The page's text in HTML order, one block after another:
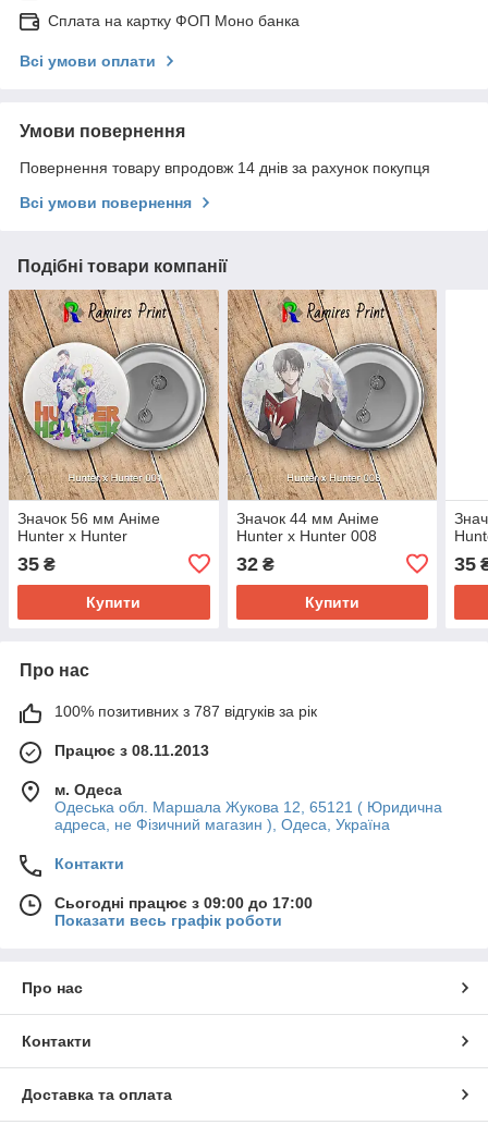
Сплата на картку ФОП Моно банка
Всі умови оплати
Умови повернення
Повернення товару впродовж 14 днів за рахунок покупця
Всі умови повернення
Подібні товари компанії
Значок 56 мм Аніме
Hunter x Hunter
35 ₴
Купити
Значок 44 мм Аніме
Hunter x Hunter 008
32₴
Купити
35
Про нас
100% позитивних з 787 відгуків за рік
Працює з 08.11.2013
м. Одеса
Одеська обл. Маршала Жукова 12, 65121 ( Юридична
адреса, не Фізичний магазин ), Одеса, Україна
Контакти
Сьогодні працює з 09:00 до 17:00
Показати весь графік роботи
Про нас
Контакти
Доставка та оплата